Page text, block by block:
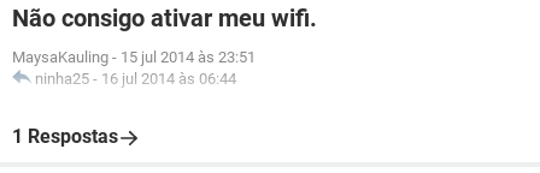
Não consigo ativar meu wifi.
MaysaKauling - 15 jul 2014 às 23:51
ninha25 - 16 jul 2014 às 06:44
1 Respostas